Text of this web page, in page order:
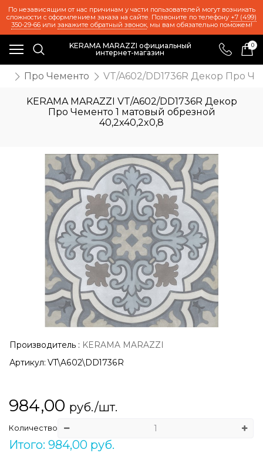
По независящим от нас причинам у части пользователей могут возникать
сложности с оформлением заказа на сайте. Позвоните по телефону +7 (499)
350-29-66или закажите обратный звонок, мы вам обязательно поможем!
KERAMA MARAZZI официальный
интернет-магазин
0
Про Чементо VT/A602/DD1736R Декор Про
KERAMA MARAZZI VT/A602/DD1736R Декор
Про Чементо 1 матовый обрезной
40,2x40,2x0,8
Производитель : KERAMA MARAZZI
Артикул: VT\A602\DD1736R
984,00 руб./шт.
Количество
Итого: 984,00 руб.